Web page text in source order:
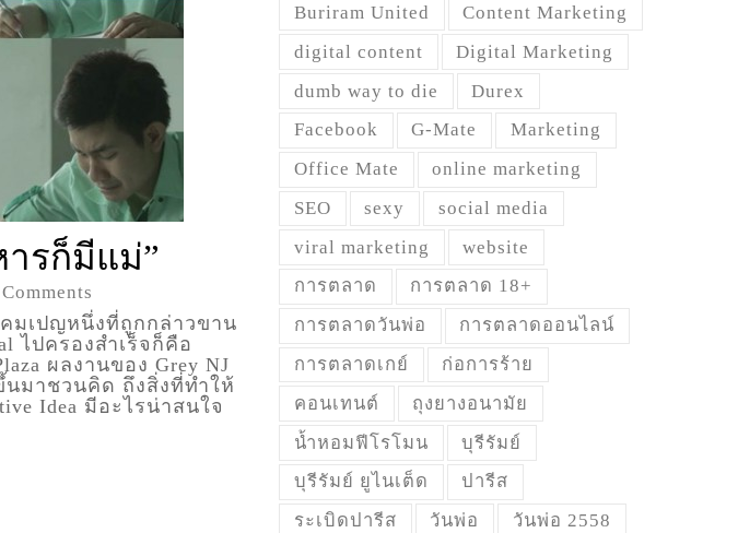
รก็มีแม่”
คมเปญหนึ่งที่ถูกกล่าวขาน
ไปครองสำเร็จก็คือ
ผลงานของ Grey NJ
มาชวนคิด ถึงสิ่งที่ทำให้
Idea มีอะไรน่าสนใจ
Buriram United
Content Marketing
digital content
Digital Marketing
dumb way to die
Durex
Facebook
G-Mate
Marketing
Office Mate
online marketing
SEO
sexy
social media
viral marketing
website
การตลาด
การตลาด 18+
การตลาดวันพ่อ
การตลาดออนไลน์
การตลาดเกย์
ก่อการร้าย
คอนเทนต์
ถุงยางอนามัย
น้ำหอมฟีโรโมน
บุรีรัมย์
บุรีรัมย์ ยูไนเต็ด
ปารีส
ระเบิดปารีส
วันพ่อ
วันพ่อ 2558